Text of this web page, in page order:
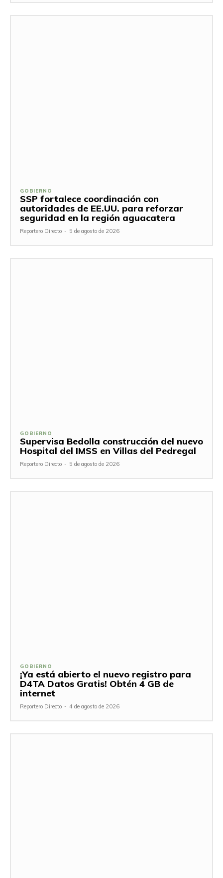
GOBIERNO
SSP fortalece coordinación con
autoridades de EE.UU. para reforzar
seguridad en la región aguacatera
Reportero Directo - 5 de agosto de 2026
GOBIERNO
Supervisa Bedolla construcción del nuevo
Hospital del IMSS en Villas del Pedregal
Reportero Directo - 5 de agosto de 2026
GOBIERNO
¡Ya está abierto el nuevo registro para
D4TA Datos Gratis! Obtén 4 GB de
internet
Reportero Directo - 4 de agosto de 2026